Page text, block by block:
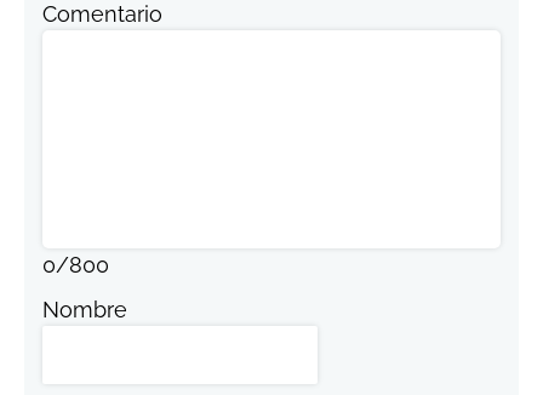
Comentario
0/800
Nombre